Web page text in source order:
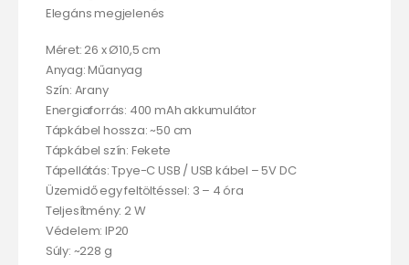
Elegáns megjelenés
Méret: 26 x Ø10,5 cm
Anyag: Műanyag
Szín: Arany
Energiaforrás: 400 mAh akkumulátor
Tápkábel hossza: ~50 cm
Tápkábel szín: Fekete
Tápellátás: Tpye-C USB / USB kábel – 5V DC
Üzemidő egy feltöltéssel: 3 – 4 óra
Teljesítmény: 2 W
Védelem: IP20
Súly: ~228 g